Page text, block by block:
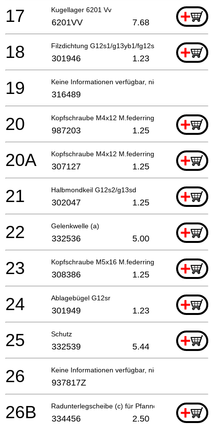
Kugellager 6201 Vv +
17 6201VV 7.68
Filzdichtung G12s1/g13yb1/fg12sa2 G13v/g13yd
+
18 301946 1.23
Keine Informationen verfügbar, nicht bestellbar
19 316489
Kopfschraube M4x12 M.federring Selbstsichernd
+
20 987203 1.25
Kopfschraube M4x12 M.federring Selbstsichernd
+
20A 307127 1.25
Halbmondkeil G12s2/g13sd +
21 302047 1.25
Gelenkwelle (a) +
22 332536 5.00
Kopfschraube M5x16 M.federring +
23 308386 1.25
Ablagebügel G12sr +
24 301949 1.23
Schutz +
25 332539 5.44
Keine Informationen verfügbar, nicht bestellbar
26 937817Z
Radunterlegscheibe (c) für Pfanne (120v)+
26B 334456 2.50